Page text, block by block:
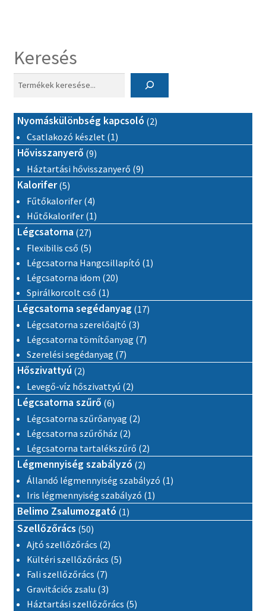
a
termékoldalon
ki
Keresés
Nyomáskülönbség kapcsoló 22 termék
Csatlakozó készlet 11 termék
Hővisszanyerő 99 termék
Háztartási hővisszanyerő 99 termék
Kalorifer 55 termék
Fűtőkalorifer 44 termék
Hűtőkalorifer 11 termék
Légcsatorna 2727 termék
Flexibilis cső 55 termék
Légcsatorna Hangcsillapító 11 termék
Légcsatorna idom 2020 termék
Spirálkorcolt cső 11 termék
Légcsatorna segédanyag 1717 termék
Légcsatorna szerelőajtó 33 termék
Légcsatorna tömítőanyag 77 termék
Szerelési segédanyag 77 termék
Hőszivattyú 22 termék
Levegő-víz hőszivattyú 22 termék
Légcsatorna szűrő 66 termék
Légcsatorna szűrőanyag 22 termék
Légcsatorna szűrőház 22 termék
Légcsatorna tartalékszűrő 22 termék
Légmennyiség szabályzó 22 termék
Állandó légmennyiség szabályzó 11 termék
Iris légmennyiség szabályzó 11 termék
Belimo Zsalumozgató 11 termék
Szellőzőrács 5050 termék
Ajtó szellőzőrács 22 termék
Kültéri szellőzőrács 55 termék
Fali szellőzőrács 77 termék
Gravitációs zsalu 33 termék
Háztartási szellőzőrács 55 termék